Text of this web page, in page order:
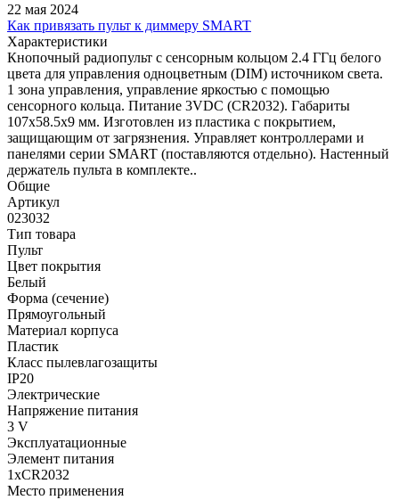
22 мая 2024
Как привязать пульт к диммеру SMART
Характеристики
Кнопочный радиопульт с сенсорным кольцом 2.4 ГГц белого
цвета для управления одноцветным (DIM) источником света.
1 зона управления, управление яркостью с помощью
сенсорного кольца. Питание 3VDC (CR2032). Габариты
107x58.5x9 мм. Изготовлен из пластика с покрытием,
защищающим от загрязнения. Управляет контроллерами и
панелями серии SMART (поставляются отдельно). Настенный
держатель пульта в комплекте..
Общие
Артикул
023032
Тип товара
Пульт
Цвет покрытия
Белый
Форма (сечение)
Прямоугольный
Материал корпуса
Пластик
Класс пылевлагозащиты
IP20
Электрические
Напряжение питания
3 V
Эксплуатационные
Элемент питания
1xCR2032
Место применения